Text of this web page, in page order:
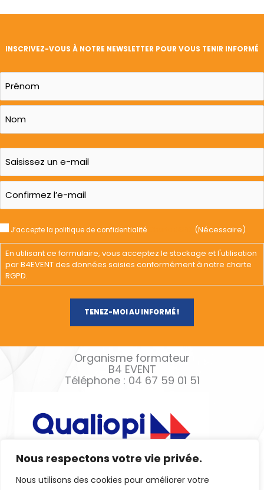
Nous respectons votre vie privée.
Nous utilisons des cookies pour améliorer votre
INSCRIVEZ-VOUS À NOTRE NEWSLETTER POUR VOUS TENIR INFORMÉ
J’accepte la politique de confidentialité (Nécessaire)
En utilisant ce formulaire, vous acceptez le stockage et l'utilisation
par B4EVENT des données saisies conformément à notre charte
RGPD.
Organisme formateur
B4 EVENT
Téléphone : 04 67 59 01 51